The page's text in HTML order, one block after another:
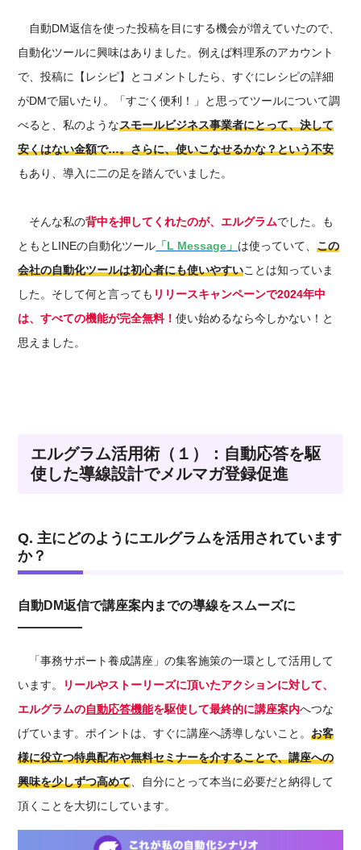
自動DM返信を使った投稿を目にする機会が増えていたので、
自動化ツールに興味はありました。例えば料理系のアカウント
で、投稿に【レシピ】とコメントしたら、すぐにレシピの詳細
がDMで届いたり。「すごく便利！」と思ってツールについて調
べると、私のようなスモールビジネス事業者にとって、決して
安くはない金額で…。さらに、使いこなせるかな？という不安
もあり、導入に二の足を踏んでいました。
そんな私の背中を押してくれたのが、エルグラムでした。も
ともとLINEの自動化ツール 「L Message」 は使っていて、この
会社の自動化ツールは初心者にも使いやすいことは知っていま
した。そして何と言っても リリースキャンペーンで2024年中
は、すべての機能が完全無料！使い始めるなら今しかない！と
思えました。
エルグラム活用術（１）：自動応答を駆
使した導線設計でメルマガ登録促進
Q. 主にどのようにエルグラムを活用されています
か？
自動DM返信で講座案内までの導線をスムーズに
「事務サポート養成講座」の集客施策の一環として活用して
います。
リールやストーリーズに頂いたアクションに対して、
エルグラムの自動応答機能を駆使して最終的に講座案内へつな
げています。 ポイントは、すぐに講座へ誘導しないこと。お客
様に役立つ特典配布や無料セミナーを介することで、講座への
興味を少しずつ高めて 、自分にとって本当に必要だと納得して
頂くことを大切にしています。